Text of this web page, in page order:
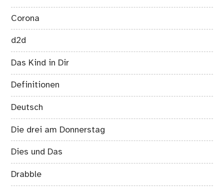
Corona
d2d
Das Kind in Dir
Definitionen
Deutsch
Die drei am Donnerstag
Dies und Das
Drabble